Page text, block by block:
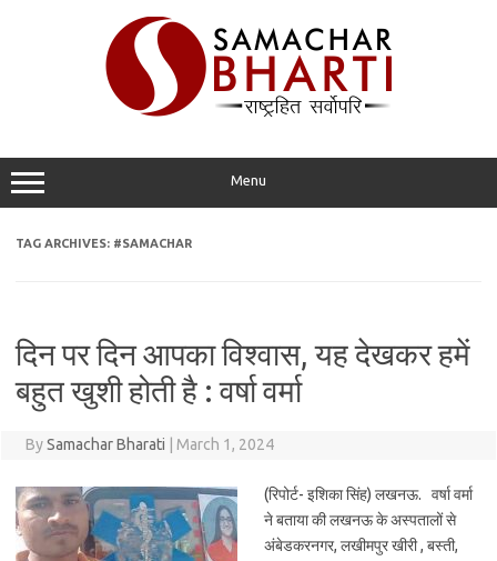
Menu
TAG ARCHIVES: #SAMACHAR
दिन पर दिन आपका विश्वास, यह देखकर हमें
बहुत खुशी होती है : वर्षा वर्मा
BySamachar Bharati March 1, 2024
(रिपोर्ट- इशिका सिंह) लखनऊ. वर्षा वर्मा
ने बताया की लखनऊ के अस्पतालों से
अंबेडकरनगर, लखीमपुर खीरी , बस्ती,